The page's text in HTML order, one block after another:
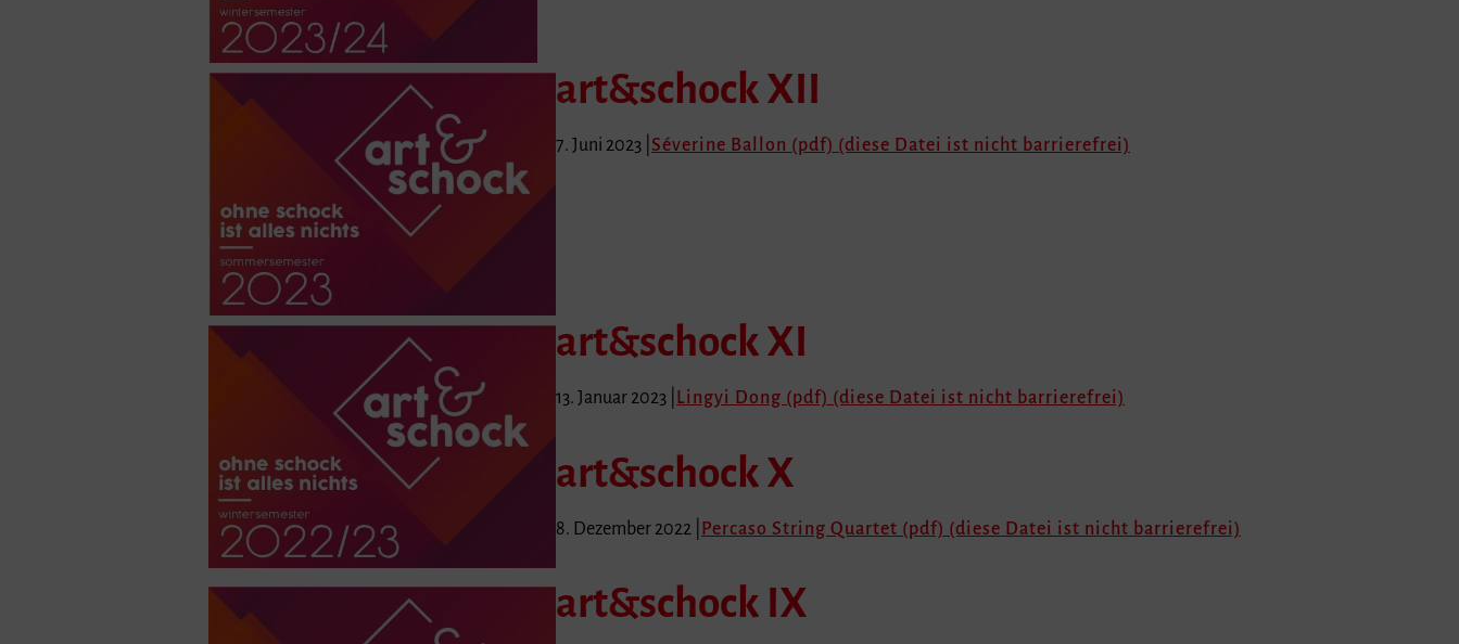
art&schock XII
7. Juni 2023 | Séverine Ballon (pdf) (diese Datei ist nicht barrierefrei)
art&schock XI
13. Januar 2023 | Lingyi Dong (pdf) (diese Datei ist nicht barrierefrei)
art&schock X
8. Dezember 2022 | Percaso String Quartet (pdf) (diese Datei ist nicht barrierefrei)
art&schock IX